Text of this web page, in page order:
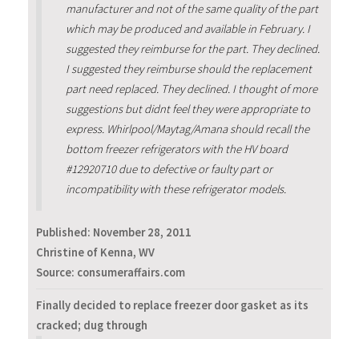
manufacturer and not of the same quality of the part
which may be produced and available in February. I
suggested they reimburse for the part. They declined.
I suggested they reimburse should the replacement
part need replaced. They declined. I thought of more
suggestions but didnt feel they were appropriate to
express. Whirlpool/Maytag/Amana should recall the
bottom freezer refrigerators with the HV board
#12920710 due to defective or faulty part or
incompatibility with these refrigerator models.
Published: November 28, 2011
Christine of Kenna, WV
Source: consumeraffairs.com
Finally decided to replace freezer door gasket as its
cracked; dug through